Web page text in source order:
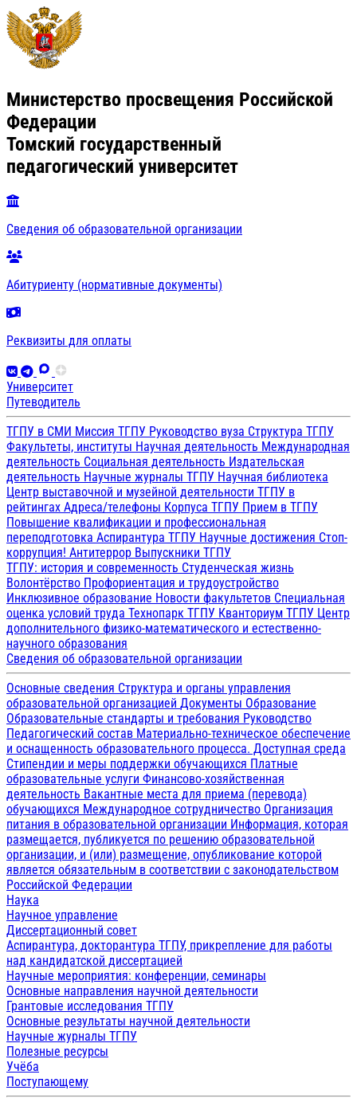
Министерство просвещения Российской
Федерации
Томский государственный
педагогический университет
Сведения об образовательной организации
Абитуриенту (нормативные документы)
Реквизиты для оплаты
Университет
Путеводитель
ТГПУ в СМИ Миссия ТГПУ Руководство вуза Структура ТГПУ
Факультеты, институты Научная деятельность Международная
деятельность Социальная деятельность Издательская
деятельность Научные журналы ТГПУ Научная библиотека
Центр выставочной и музейной деятельности ТГПУ в
рейтингах Адреса/телефоны Корпуса ТГПУ Прием в ТГПУ
Повышение квалификации и профессиональная
переподготовка Аспирантура ТГПУ Научные достижения Стоп-
коррупция! Антитеррор Выпускники ТГПУ
ТГПУ: история и современность Студенческая жизнь
Волонтёрство Профориентация и трудоустройство
Инклюзивное образование Новости факультетов Специальная
оценка условий труда Технопарк ТГПУ Кванториум ТГПУ Центр
дополнительного физико-математического и естественно-
научного образования
Сведения об образовательной организации
Основные сведения Структура и органы управления
образовательной организацией Документы Образование
Образовательные стандарты и требования Руководство
Педагогический состав Материально-техническое обеспечение
и оснащенность образовательного процесса. Доступная среда
Стипендии и меры поддержки обучающихся Платные
образовательные услуги Финансово-хозяйственная
деятельность Вакантные места для приема (перевода)
обучающихся Международное сотрудничество Организация
питания в образовательной организации Информация, которая
размещается, публикуется по решению образовательной
организации, и (или) размещение, опубликование которой
является обязательным в соответствии с законодательством
Российской Федерации
Наука
Научное управление
Диссертационный совет
Аспирантура, докторантура ТГПУ, прикрепление для работы
над кандидатской диссертацией
Научные мероприятия: конференции, семинары
Основные направления научной деятельности
Грантовые исследования ТГПУ
Основные результаты научной деятельности
Научные журналы ТГПУ
Полезные ресурсы
Учёба
Поступающему